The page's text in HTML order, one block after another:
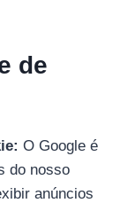
de
O Google é
do nosso
anúncios